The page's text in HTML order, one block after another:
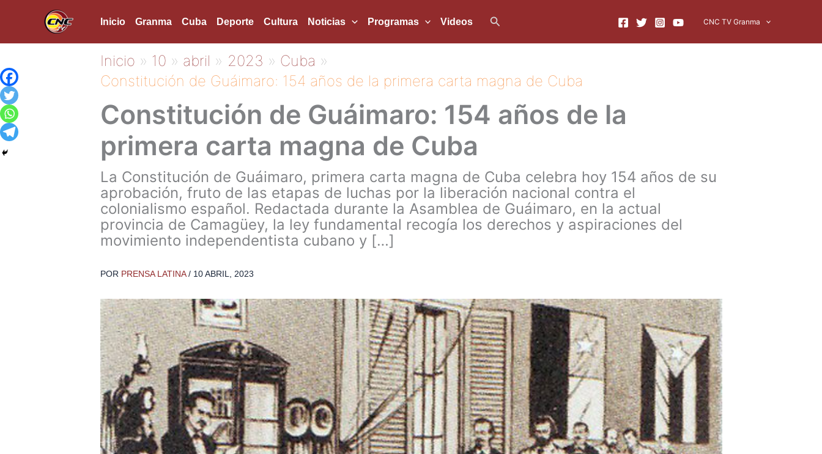
Inicio Granma Cuba Deporte Cultura Noticias Programas Videos Buscar CNC TV Granma
Inicio 10 abril 2023
Cuba
Constitución de Guáimaro: 154 años de la primera carta magna de Cuba
Constitución de Guáimaro: 154 años de la
primera carta magna de Cuba
La Constitución de Guáimaro, primera carta magna de Cuba celebra hoy 154 años de su
aprobación, fruto de las etapas de luchas por la liberación nacional contra el
colonialismo español. Redactada durante la Asamblea de Guáimaro, en la actual
provincia de Camagüey, la ley fundamental recogía los derechos y aspiraciones del
movimiento independentista cubano y […]
POR PRENSA LATINA/ 10 ABRIL, 2023